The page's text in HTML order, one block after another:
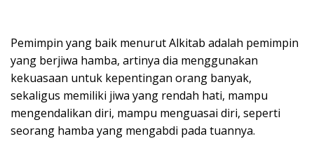
Pemimpin yang baik menurut Alkitab adalah pemimpin
yang berjiwa hamba, artinya dia menggunakan
kekuasaan untuk kepentingan orang banyak,
sekaligus memiliki jiwa yang rendah hati, mampu
mengendalikan diri, mampu menguasai diri, seperti
seorang hamba yang mengabdi pada tuannya.